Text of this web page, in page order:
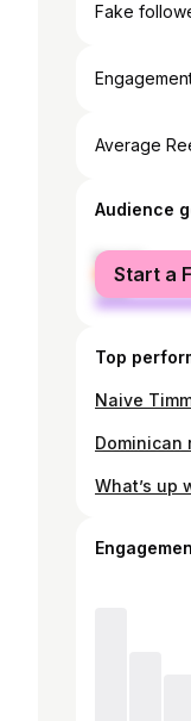
Fake
Average
Audience
female
male
Start a
Top